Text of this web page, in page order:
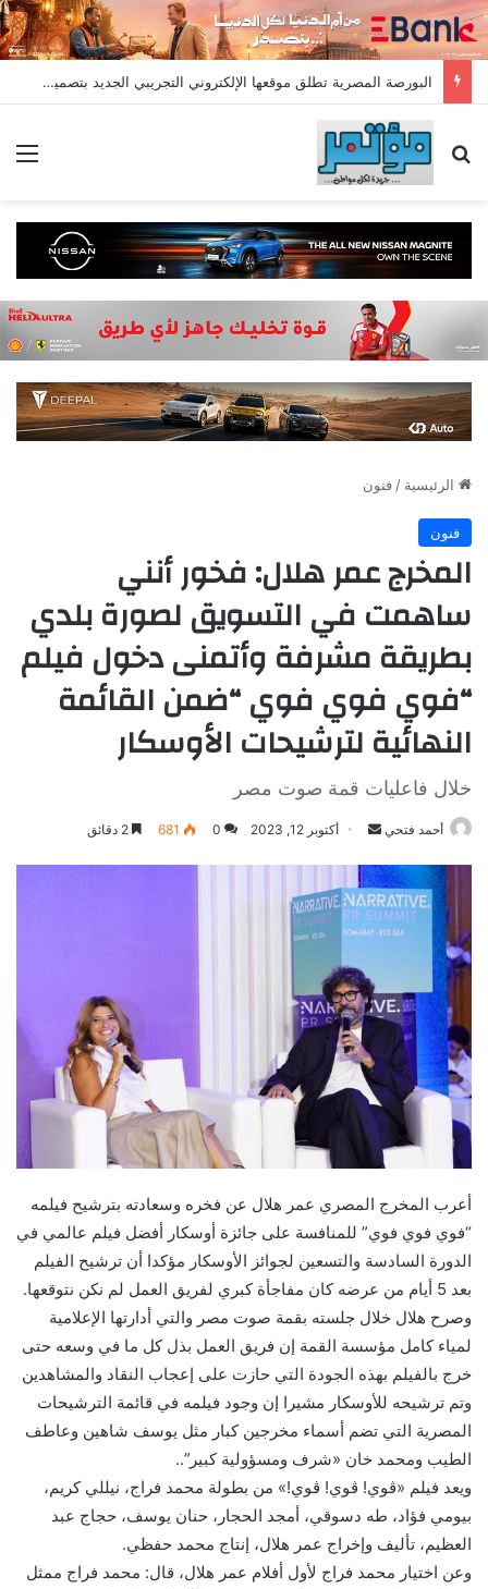
البورصة المصرية تطلق موقعها الإلكتروني التجريبي الجديد بتصميم عصري ومؤشرات لحظية وأقسام متطورة
بحث عن
الرئيسية / فنون
فنون
المخرج عمر هلال: فخور أنني
ساهمت في التسويق لصورة بلدي
بطريقة مشرفة وأتمنى دخول فيلم
“فوي فوي فوي “ضمن القائمة
النهائية لترشيحات الأوسكار
خلال فاعليات قمة صوت مصر
أحمد فتحي
أرسل
إلكترونيا
أكتوبر 12, 2023 0
681
أعرب المخرج المصري عمر هلال عن فخره وسعادته بترشيح فيلمه
“فوي فوي فوي” للمنافسة على جائزة أوسكار أفضل فيلم عالمي في
الدورة السادسة والتسعين لجوائز الأوسكار مؤكدا أن ترشيح الفيلم
بعد 5 أيام من عرضه كان مفاجأة كبري لفريق العمل لم نكن نتوقعها.
وصرح هلال خلال جلسته بقمة صوت مصر والتي أدارتها الإعلامية
لمياء كامل مؤسسة القمة إن فريق العمل بذل كل ما في وسعه حتى
خرج بالفيلم بهذه الجودة التي حازت على إعجاب النقاد والمشاهدين
وتم ترشيحه للأوسكار مشيرا إن وجود فيلمه في قائمة الترشيحات
المصرية التي تضم أسماء مخرجين كبار مثل يوسف شاهين وعاطف
الطيب ومحمد خان «شرف ومسؤولية كبير”..
ويعد فيلم «ڤوي! ڤوي! ڤوي!» من بطولة محمد فراج، نيللي كريم،
بيومي فؤاد، طه دسوقي، أمجد الحجار، حنان يوسف، حجاج عبد
العظيم، تأليف وإخراج عمر هلال، إنتاج محمد حفظي.
وعن اختيار محمد فراج لأول أفلام عمر هلال، قال: محمد فراج ممثل